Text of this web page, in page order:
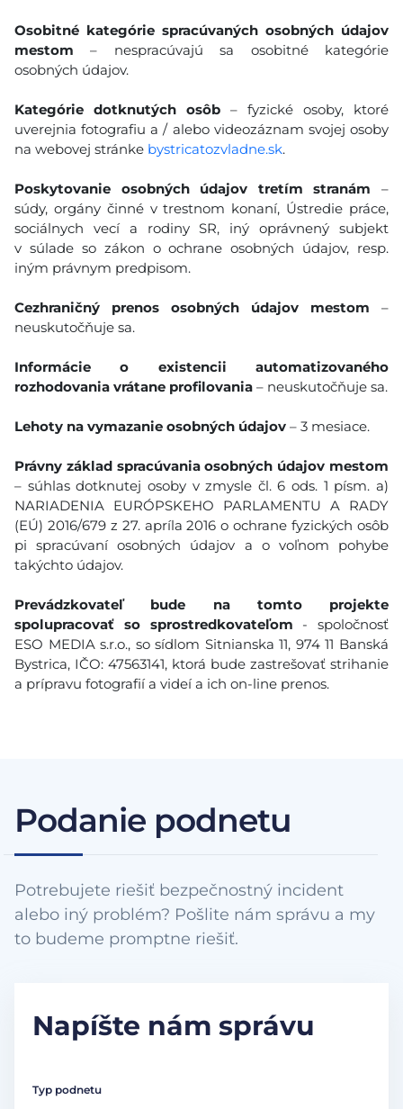
Osobitné kategórie spracúvaných osobných údajov
mestom – nespracúvajú sa osobitné kategórie
osobných údajov.
Kategórie dotknutých osôb – fyzické osoby, ktoré
uverejnia fotografiu a / alebo videozáznam svojej osoby
na webovej stránke bystricatozvladne.sk.
Poskytovanie osobných údajov tretím stranám –
súdy, orgány činné v trestnom konaní, Ústredie práce,
sociálnych vecí a rodiny SR, iný oprávnený subjekt
v súlade so zákon o ochrane osobných údajov, resp.
iným právnym predpisom.
Cezhraničný prenos osobných údajov mestom –
neuskutočňuje sa.
Informácie o existencii automatizovaného
rozhodovania vrátane profilovania – neuskutočňuje sa.
Lehoty na vymazanie osobných údajov – 3 mesiace.
Právny základ spracúvania osobných údajov mestom
– súhlas dotknutej osoby v zmysle čl. 6 ods. 1 písm. a)
NARIADENIA EURÓPSKEHO PARLAMENTU A RADY
(EÚ) 2016/679 z 27. apríla 2016 o ochrane fyzických osôb
pi spracúvaní osobných údajov a o voľnom pohybe
takýchto údajov.
Prevádzkovateľ bude na tomto projekte
spolupracovať so sprostredkovateľom - spoločnosť
ESO MEDIA s.r.o., so sídlom Sitnianska 11, 974 11 Banská
Bystrica, IČO: 47563141, ktorá bude zastrešovať strihanie
a prípravu fotografií a videí a ich on-line prenos.
Podanie podnetu
Potrebujete riešiť bezpečnostný incident
alebo iný problém? Pošlite nám správu a my
to budeme promptne riešiť.
Napíšte nám správu
Typ podnetu